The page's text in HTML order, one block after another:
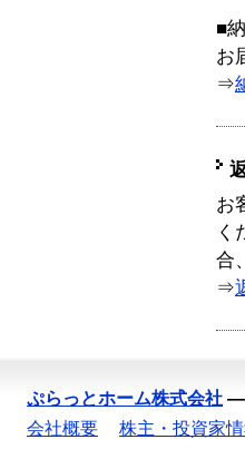
■
お
⇒
お
く
合
⇒
ぷらっとホーム株式会社 —
会社概要
株主・投資家